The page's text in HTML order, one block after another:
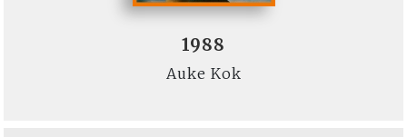
1988
Auke Kok